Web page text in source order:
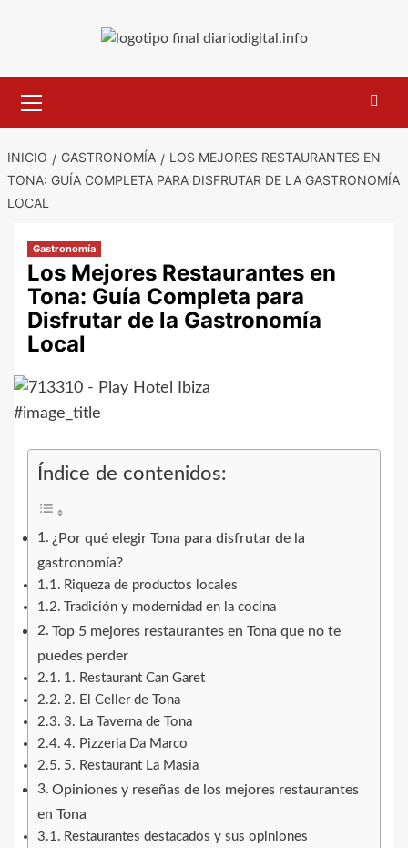
primario
INICIO GASTRONOMÍA
LOS MEJORES RESTAURANTES EN
TONA: GUÍA COMPLETA PARA DISFRUTAR DE LA GASTRONOMÍA
LOCAL
Gastronomía
Los Mejores Restaurantes en
Tona: Guía Completa para
Disfrutar de la Gastronomía
Local
#image_title
Índice de contenidos:
¿Por qué elegir Tona para disfrutar de la
gastronomía?
Riqueza de productos locales
Tradición y modernidad en la cocina
Top 5 mejores restaurantes en Tona que no te
puedes perder
1. Restaurant Can Garet
2. El Celler de Tona
3. La Taverna de Tona
4. Pizzeria Da Marco
5. Restaurant La Masia
Opiniones y reseñas de los mejores restaurantes
en Tona
Restaurantes destacados y sus opiniones